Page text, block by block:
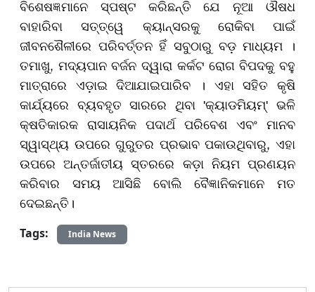
ବିଶେଷଜ୍ଞମାନେ ସ୍ପଷ୍ଟ କରିଛନ୍ତି ଯେ ନୂଆ ଔଷଧ
ବାହାରିବା ସତ୍ତ୍ୱେ କ୍ୟାନ୍ସରକୁ ରୋକିବା ପାଇଁ
ଜୀବନଶୈଳୀରେ ପରିବର୍ତ୍ତନ ହିଁ ସବୁଠାରୁ ବଡ଼ ମାଧ୍ୟମ ।
ତମାଖୁ, ମଦ୍ୟପାନ ବର୍ଜନ ଦ୍ୱାରା କର୍କଟ ରୋଗ ବିପଦକୁ ବହୁ
ମାତ୍ରାରେ ଏଡ଼ାଇ ଦିଆଯାଇପାରିବ । ଏହା ସହିତ କୃଷି
କାର୍ଯ୍ୟରେ ବ୍ୟବହୃତ ସାରରେ ଥିବା 'କ୍ୟାଡମିୟମ୍' ଭଳି
କ୍ଷତିକାରକ ରାସାୟନିକ ପଦାର୍ଥ ପରିବେଶ ଏବଂ ମାନବ
ସ୍ୱାସ୍ଥ୍ୟ ଉପରେ ଗୁରୁତର ପ୍ରଭାବ ପକାଉଥିବାରୁ, ଏହା
ଉପରେ ଅନ୍ତର୍ଜାତୀୟ ସ୍ତରରେ କଡ଼ା ନିୟମ ପ୍ରଣୟନ
କରିବାର ସମୟ ଆସିଛି ବୋଲି ବୈଜ୍ଞାନିକମାନେ ମତ
ଦେଇଛନ୍ତି।
Tags: India News